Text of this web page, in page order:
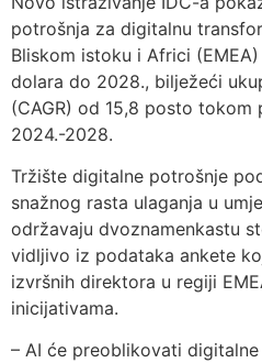
potrošnja za digitalnu
Bliskom istoku i Africi
dolara do 2028., bilježeći
(CAGR) od 15,8 posto
2024.-2028.
Tržište digitalne potrošnje
snažnog rasta ulaganja u
održavaju dvoznamenkastu
vidljivo iz podataka ankete
izvršnih direktora u regiji
inicijativama.
– AI će preoblikovati